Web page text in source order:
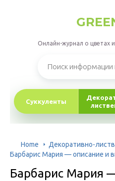
Онлайн-журнал о цветах
Суккуленты
Home
Декоративно-
Барбарис Мария — описание и
Барбарис Мария